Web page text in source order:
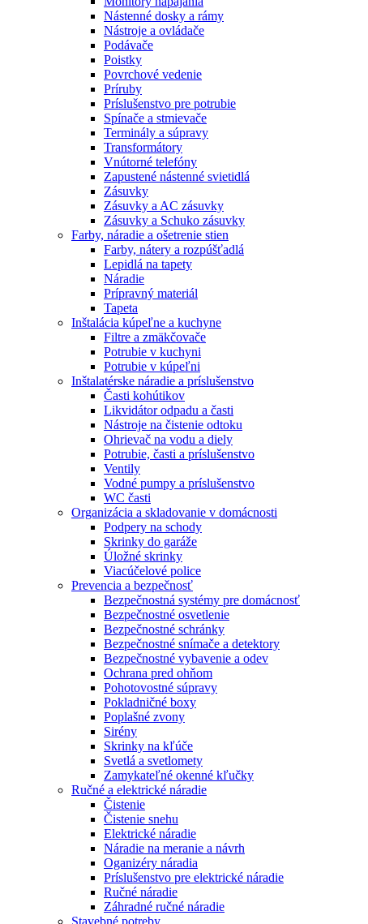
Nástenné dosky a rámy
Nástroje a ovládače
Podávače
Poistky
Povrchové vedenie
Príruby
Príslušenstvo pre potrubie
Spínače a stmievače
Terminály a súpravy
Transformátory
Vnútorné telefóny
Zapustené nástenné svietidlá
Zásuvky
Zásuvky a AC zásuvky
Zásuvky a Schuko zásuvky
Farby, náradie a ošetrenie stien
Farby, nátery a rozpúšťadlá
Lepidlá na tapety
Náradie
Prípravný materiál
Tapeta
Inštalácia kúpeľne a kuchyne
Filtre a zmäkčovače
Potrubie v kuchyni
Potrubie v kúpeľni
Inštalatérske náradie a príslušenstvo
Časti kohútikov
Likvidátor odpadu a časti
Nástroje na čistenie odtoku
Ohrievač na vodu a diely
Potrubie, časti a príslušenstvo
Ventily
Vodné pumpy a príslušenstvo
WC časti
Organizácia a skladovanie v domácnosti
Podpery na schody
Skrinky do garáže
Úložné skrinky
Viacúčelové police
Prevencia a bezpečnosť
Bezpečnostná systémy pre domácnosť
Bezpečnostné osvetlenie
Bezpečnostné schránky
Bezpečnostné snímače a detektory
Bezpečnostné vybavenie a odev
Ochrana pred ohňom
Pohotovostné súpravy
Pokladničné boxy
Poplašné zvony
Sirény
Skrinky na kľúče
Svetlá a svetlomety
Zamykateľné okenné kľučky
Ručné a elektrické náradie
Čistenie
Čistenie snehu
Elektrické náradie
Náradie na meranie a návrh
Oganizéry náradia
Príslušenstvo pre elektrické náradie
Ručné náradie
Záhradné ručné náradie
Stavebné potreby